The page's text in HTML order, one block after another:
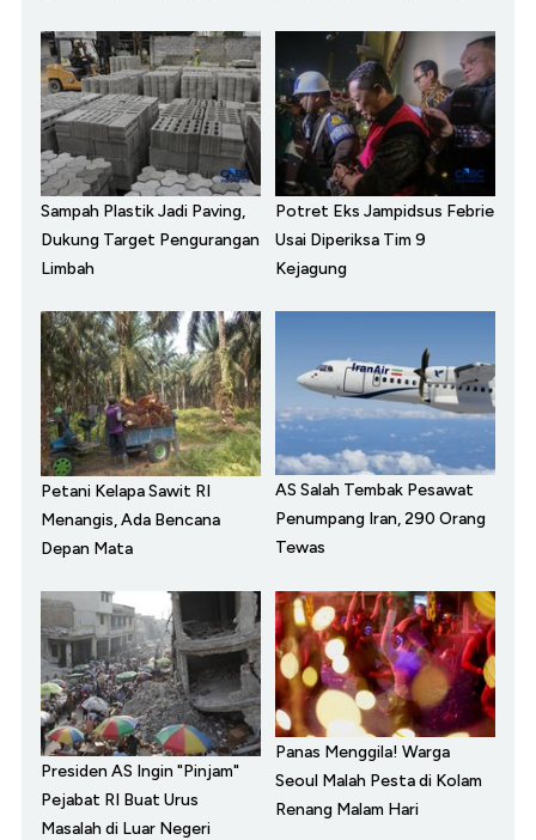
Sampah Plastik Jadi Paving,
Dukung Target Pengurangan
Limbah
Potret Eks Jampidsus Febrie
Usai Diperiksa Tim 9
Kejagung
Petani Kelapa Sawit RI
Menangis, Ada Bencana
Depan Mata
AS Salah Tembak Pesawat
Penumpang Iran, 290 Orang
Tewas
Presiden AS Ingin "Pinjam"
Pejabat RI Buat Urus
Masalah di Luar Negeri
Panas Menggila! Warga
Seoul Malah Pesta di Kolam
Renang Malam Hari